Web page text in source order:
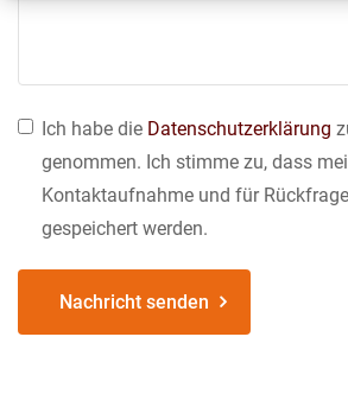
Ich habe die Datenschutzerklärung
genommen. Ich stimme zu, dass
Kontaktaufnahme und für
gespeichert werden.
Nachricht senden